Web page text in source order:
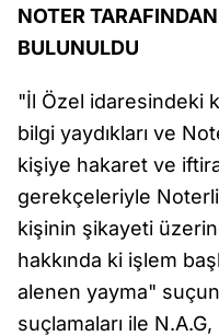
NOTER
BULUNULDU
"İl Özel idaresindeki
bilgi yaydıkları ve
kişiye hakaret ve
gerekçeleriyle
kişinin şikayeti
hakkında ki işlem
alenen yayma"
suçlamaları ile